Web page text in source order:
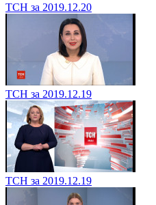
ТСН за 2019.12.20
ТСН за 2019.12.19
ТСН за 2019.12.19